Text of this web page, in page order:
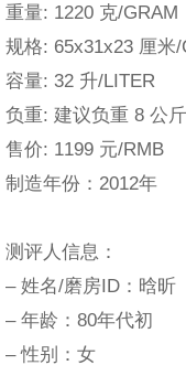
重量: 1220 克/GRAM
规格: 65x31x23 厘米/
容量: 32 升/LITER
负重: 建议负重 8 公
售价: 1199 元/RMB
制造年份：2012年
测评人信息：
– 姓名/磨房ID：晗昕
– 年龄：80年代初
– 性别：女